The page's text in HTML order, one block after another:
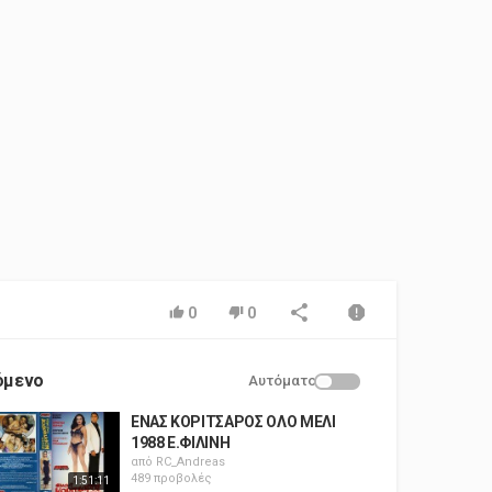
0 0
Αυτόματο
1:51:11
ΕΝΑΣ ΚΟΡΙΤΣΑΡΟΣ ΟΛΟ ΜΕΛΙ
1988 Ε.ΦΙΛΙΝΗ
από RC_Andreas
489 προβολές